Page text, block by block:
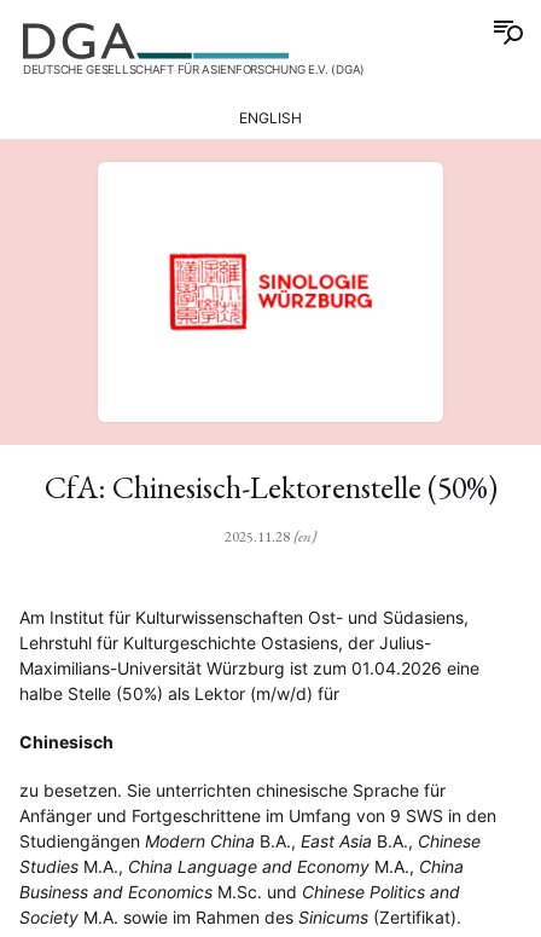
DEUTSCHE GESELLSCHAFT FÜR ASIENFORSCHUNG E.V. (DGA)
ENGLISH
CfA: Chinesisch-Lektorenstelle (50%)
2025.11.28{en}
Am Institut für Kulturwissenschaften Ost- und Südasiens,
Lehrstuhl für Kulturgeschichte Ostasiens, der Julius-
Maximilians-Universität Würzburg ist zum 01.04.2026 eine
halbe Stelle (50%) als Lektor (m/w/d) für
Chinesisch
zu besetzen. Sie unterrichten chinesische Sprache für
Anfänger und Fortgeschrittene im Umfang von 9 SWS in den
Studiengängen Modern China B.A., East Asia B.A., Chinese
Studies M.A., China Language and Economy M.A., China
Business and Economics M.Sc. und Chinese Politics and
Society M.A. sowie im Rahmen des Sinicums (Zertifikat).